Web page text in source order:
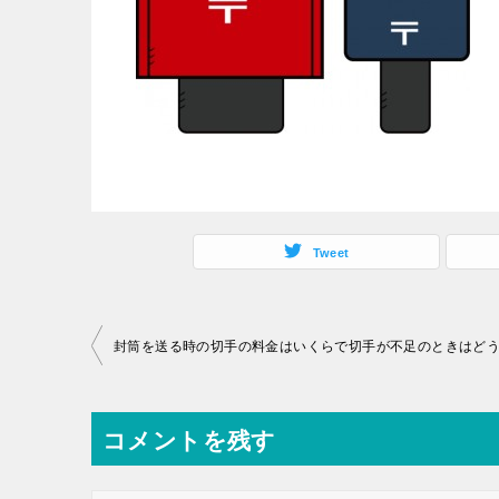
Tweet
投
ナ
ビ
封筒を送る時の切手の料金はいくらで切手が不足のときはど
コメントを残す